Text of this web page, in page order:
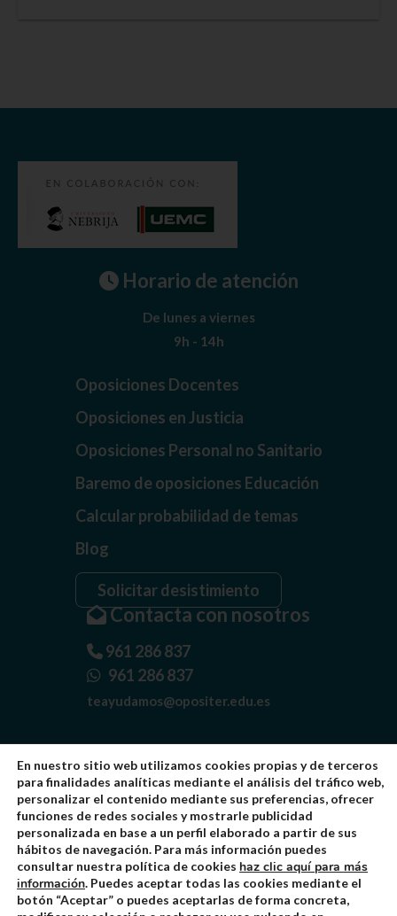
Horario de atención
De lunes a viernes
9h - 14h
Oposiciones Docentes
Oposiciones en Justicia
Oposiciones Personal no Sanitario
Baremo de oposiciones Educación
Calcular probabilidad de temas
Blog
Solicitar desistimiento
Contacta con nosotros
961 286 837
961 286 837
teayudamos@opositer.edu.es
Quiénes somos
Aviso Legal
Política de Privacidad
En nuestro sitio web utilizamos cookies propias y de terceros
para finalidades analíticas mediante el análisis del tráfico web,
personalizar el contenido mediante sus preferencias, ofrecer
funciones de redes sociales y mostrarle publicidad
personalizada en base a un perfil elaborado a partir de sus
hábitos de navegación. Para más información puedes
consultar nuestra política de cookies haz clic aquí para más
información. Puedes aceptar todas las cookies mediante el
botón “Aceptar” o puedes aceptarlas de forma concreta,